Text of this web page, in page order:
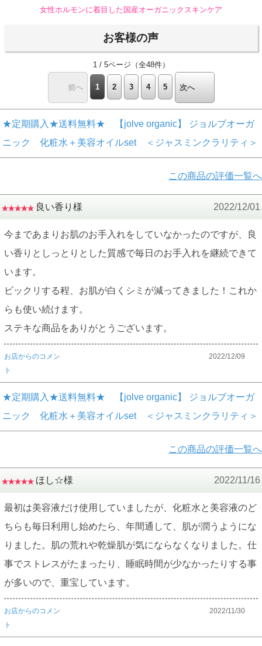
女性ホルモンに着目した国産オーガニックスキンケア
お客様の声
1 / 5ページ（全48件）
前へ 1 2 3 4 5 次へ
★定期購入★送料無料★ 【jolve organic】 ジョルブオーガ
ニック 化粧水＋美容オイルset ＜ジャスミンクラリティ＞
この商品の評価一覧へ
良い香り様 2022/12/01
今まであまりお肌のお手入れをしていなかったのですが、良
い香りとしっとりとした質感で毎日のお手入れを継続できて
います。
ビックリする程、お肌が白くシミが減ってきました！これか
らも使い続けます。
ステキな商品をありがとうございます。
お店からのコメン
ト
2022/12/09
★定期購入★送料無料★ 【jolve organic】 ジョルブオーガ
ニック 化粧水＋美容オイルset ＜ジャスミンクラリティ＞
この商品の評価一覧へ
ほし☆様 2022/11/16
最初は美容液だけ使用していましたが、化粧水と美容液のど
ちらも毎日利用し始めたら、年間通して、肌が潤うようにな
りました。肌の荒れや乾燥肌が気にならなくなりました。仕
事でストレスがたまったり、睡眠時間が少なかったりする事
が多いので、重宝しています。
お店からのコメン
ト
2022/11/30